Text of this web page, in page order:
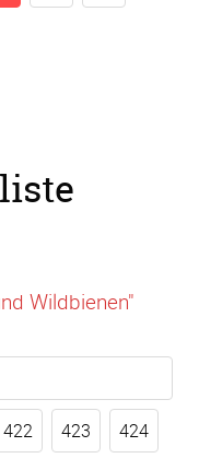
Wildbienen"
422 423 424